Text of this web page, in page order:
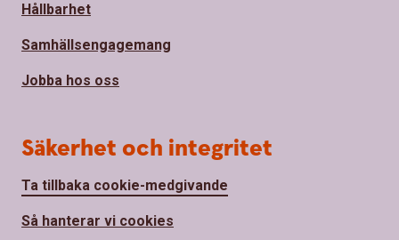
Hållbarhet
Samhällsengagemang
Jobba hos oss
Säkerhet och integritet
Ta tillbaka cookie-medgivande
Så hanterar vi cookies